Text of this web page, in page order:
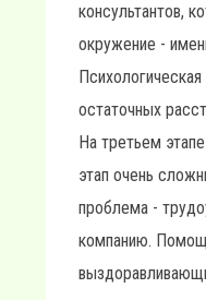
консультантов,
окружение -
остаточных
На третьем
этап очень
проблема -
компанию.